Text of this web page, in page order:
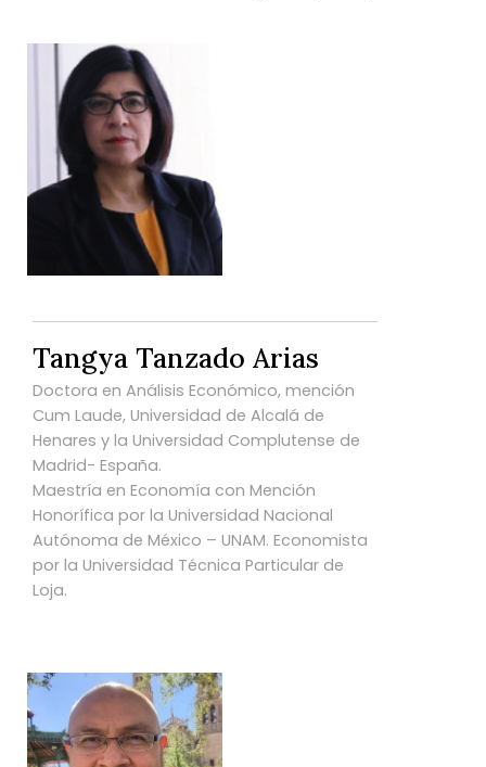
Tangya Tanzado Arias
Doctora en Análisis Económico, mención
Cum Laude, Universidad de Alcalá de
Henares y la Universidad Complutense de
Madrid- España.
Maestría en Economía con Mención
Honorífica por la Universidad Nacional
Autónoma de México – UNAM. Economista
por la Universidad Técnica Particular de
Loja.